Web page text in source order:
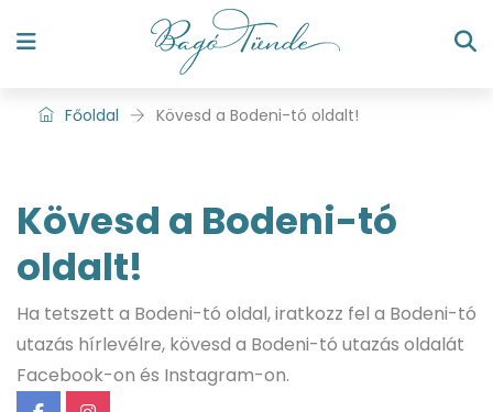
Főoldal Kövesd a Bodeni-tó oldalt!
Kövesd a Bodeni-tó
oldalt!
Ha tetszett a Bodeni-tó oldal, iratkozz fel a Bodeni-tó
utazás hírlevélre, kövesd a Bodeni-tó utazás oldalát
Facebook-on és Instagram-on.